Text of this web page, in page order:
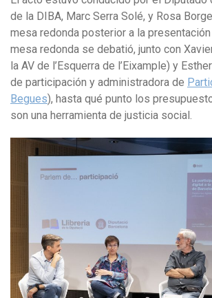
de la DIBA, Marc Serra Solé, y Rosa
mesa redonda posterior a la
mesa redonda se debatió, junto con
la AV de l’Esquerra de l’Eixample) y
de participación y administradora de
Begues), hasta qué punto los
son una herramienta de justicia social.